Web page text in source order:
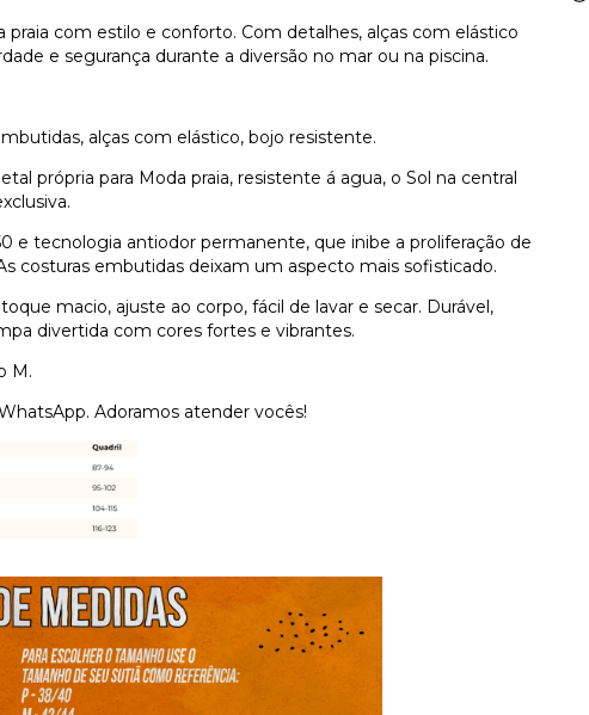
praia com estilo e conforto. Com detalhes, alças com elástico
e segurança durante a diversão no mar ou na piscina.
alças com elástico, bojo resistente.
própria para Moda praia, resistente á agua, o Sol na central
e tecnologia antiodor permanente, que inibe a proliferação de
costuras embutidas deixam um aspecto mais sofisticado.
macio, ajuste ao corpo, fácil de lavar e secar. Durável,
divertida com cores fortes e vibrantes.
M.
Adoramos atender vocês!